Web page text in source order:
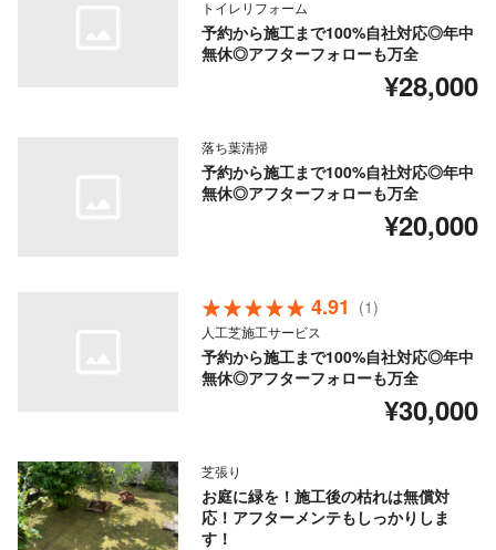
トイレリフォーム
予約から施工まで100%自社対応◎年中
無休◎アフターフォローも万全
¥28,000
落ち葉清掃
予約から施工まで100%自社対応◎年中
無休◎アフターフォローも万全
¥20,000
4.91 (1)
人工芝施工サービス
予約から施工まで100%自社対応◎年中
無休◎アフターフォローも万全
¥30,000
芝張り
お庭に緑を！施工後の枯れは無償対
応！アフターメンテもしっかりしま
す！